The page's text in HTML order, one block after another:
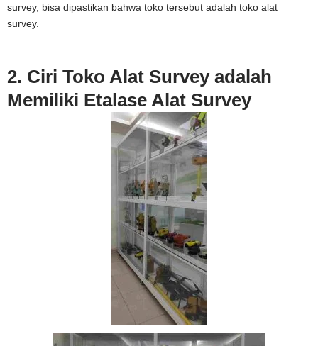
survey, bisa dipastikan bahwa toko tersebut adalah toko alat
survey.
2. Ciri Toko Alat Survey adalah
Memiliki Etalase Alat Survey